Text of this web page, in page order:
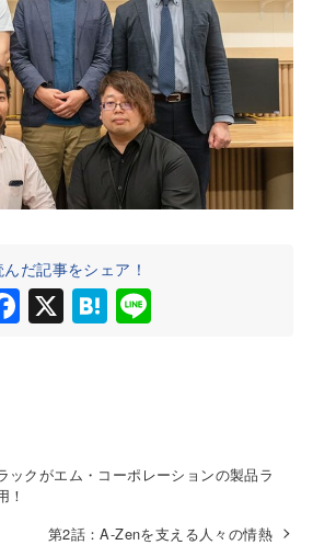
んだ記事をシェア！
F
a
o
X H
at
ックがエム・コーポレーションの製品ラ
！
第2話：A-Zenを支える人々の情熱